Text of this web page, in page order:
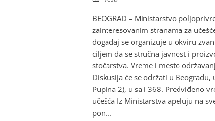
BEOGRAD – Ministarstvo
zainteresovanim stranama za
događaj se organizuje u okviru
ciljem da se stručna javnost i
stočarstva. Vreme i mesto
Diskusija će se održati u Beogradu,
Pupina 2), u sali 368. Predviđeno
učešća Iz Ministarstva apeluju na
pon...